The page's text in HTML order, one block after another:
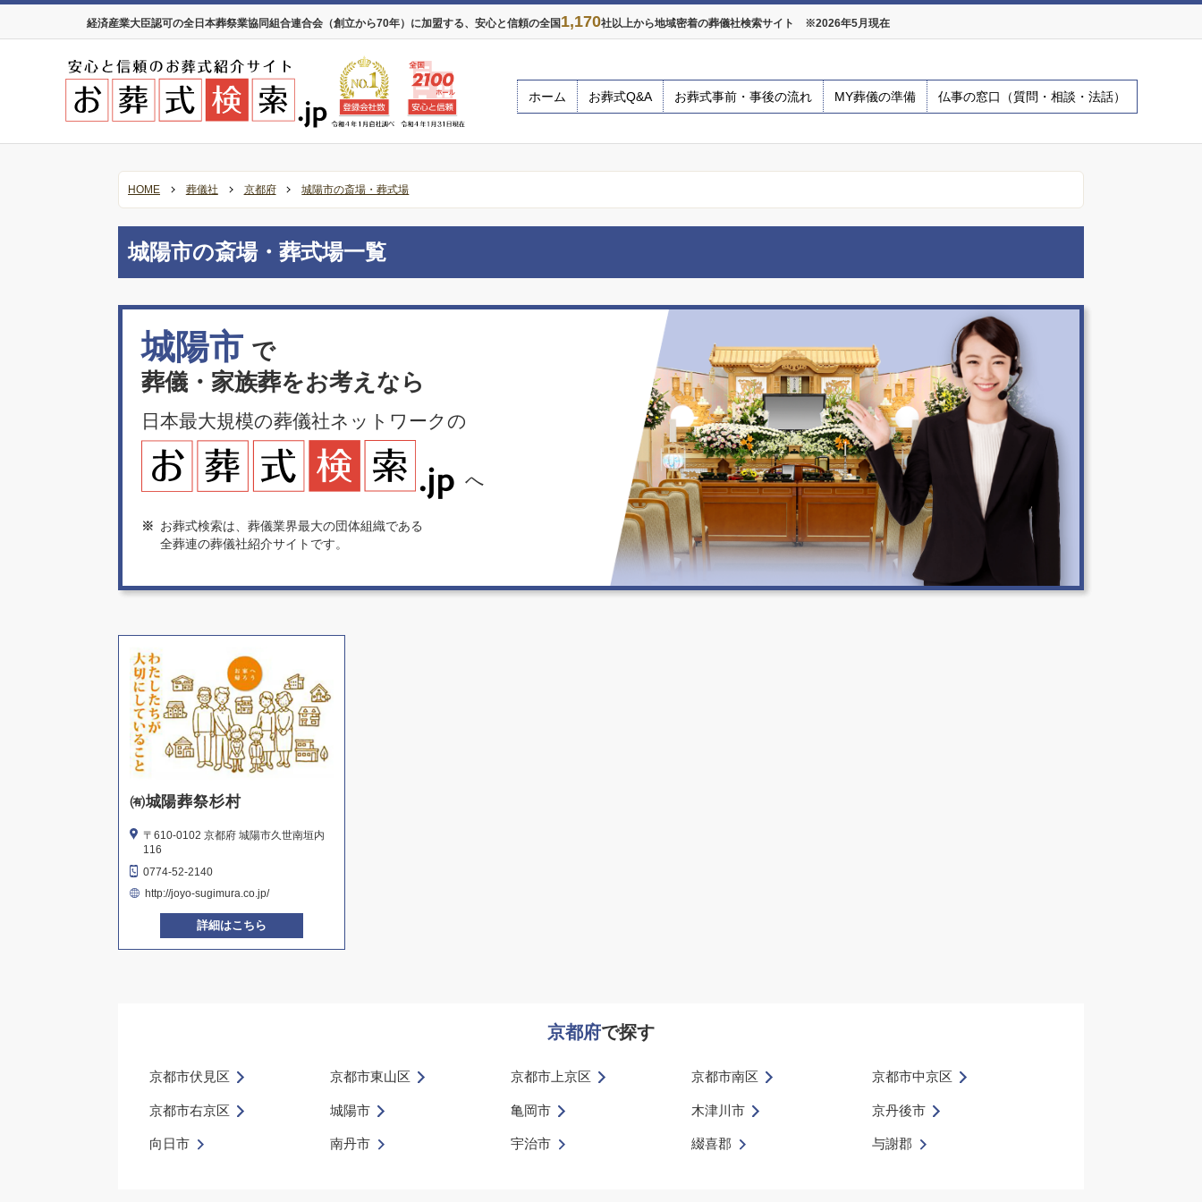
経済産業大臣認可の全日本葬祭業協同組合連合会（創立から70年）に加盟する、安心と信頼の全国1,170社以上から地域密着の葬儀社検索サイト ※2026年5月現在
ホーム お葬式Q&A お葬式事前・事後の流れ MY葬儀の準備 仏事の窓口（質問・相談・法話）
HOME 葬儀社 京都府 城陽市の斎場・葬式場
城陽市の斎場・葬式場一覧
城陽市 で
葬儀・家族葬をお考えなら
日本最大規模の葬儀社ネットワークの
へ
※ お葬式検索は、葬儀業界最大の団体組織である
全葬連の葬儀社紹介サイトです。
㈲城陽葬祭杉村
〒610-0102 京都府 城陽市久世南垣内
116
0774-52-2140
http://joyo-sugimura.co.jp/
詳細はこちら
京都府で探す
京都市伏見区 京都市東山区 京都市上京区 京都市南区 京都市中京区
京都市右京区 城陽市 亀岡市 木津川市 京丹後市
向日市 南丹市 宇治市 綴喜郡 与謝郡